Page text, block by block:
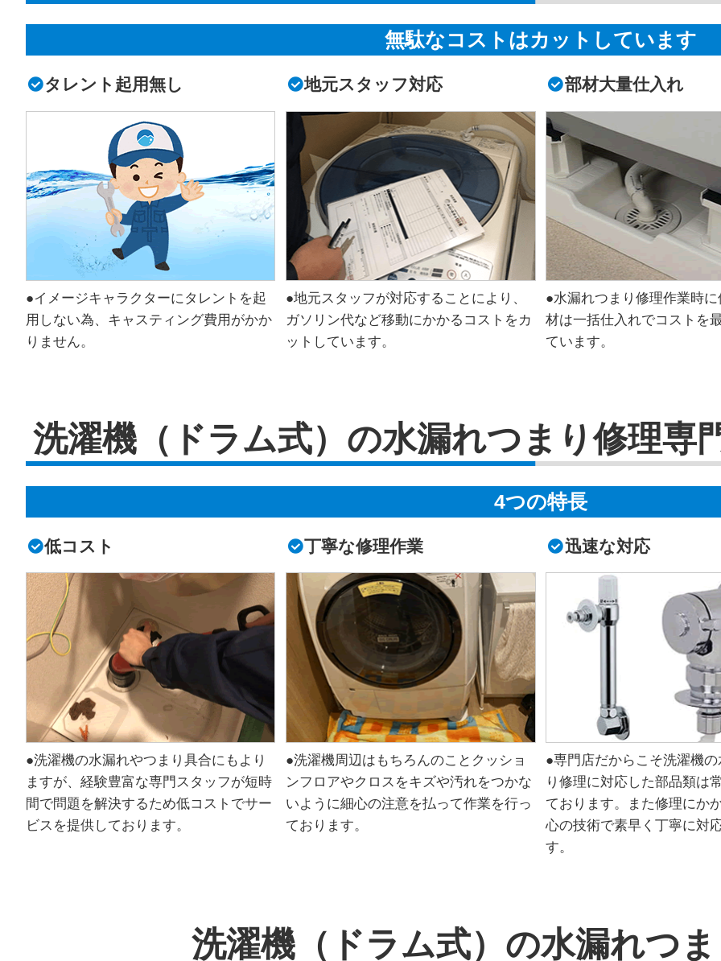
無駄なコストはカットしています
タレント起用無し
●イメージキャラクターにタレントを起
用しない為、キャスティング費用がかか
りません。
地元スタッフ対応
●地元スタッフが対応することにより、
ガソリン代など移動にかかるコストをカ
ットしています。
部材大量仕入れ
●水漏れつまり修理作業時
材は一括仕入れでコストを
ています。
洗濯機（ドラム式）の水漏れつまり修理専
4つの特長
低コスト
●洗濯機の水漏れやつまり具合にもより
ますが、経験豊富な専門スタッフが短時
間で問題を解決するため低コストでサー
ビスを提供しております。
丁寧な修理作業
●洗濯機周辺はもちろんのことクッショ
ンフロアやクロスをキズや汚れをつかな
いように細心の注意を払って作業を行っ
ております。
迅速な対応
●専門店だからこそ洗濯機
り修理に対応した部品類は
ております。また修理にか
心の技術で素早く丁寧に対
す。
洗濯機（ドラム式）の水漏れつ